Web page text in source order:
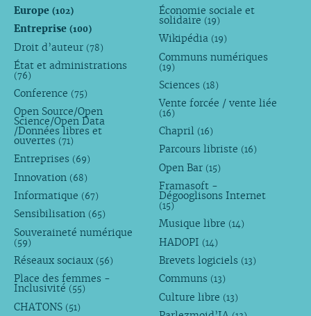
Europe (102)
Entreprise (100)
Droit d’auteur (78)
État et administrations
(76)
Conference (75)
Open Source/Open
Science/Open Data
/Données libres et
ouvertes (71)
Entreprises (69)
Innovation (68)
Informatique (67)
Sensibilisation (65)
Souveraineté numérique
(59)
Réseaux sociaux (56)
Place des femmes -
Inclusivité (55)
CHATONS (51)
Économie sociale et
solidaire (19)
Wikipédia (19)
Communs numériques
(19)
Sciences (18)
Vente forcée / vente liée
(16)
Chapril (16)
Parcours libriste (16)
Open Bar (15)
Framasoft -
Dégooglisons Internet
(15)
Musique libre (14)
HADOPI (14)
Brevets logiciels (13)
Communs (13)
Culture libre (13)